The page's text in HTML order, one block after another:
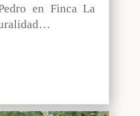
en Finca La